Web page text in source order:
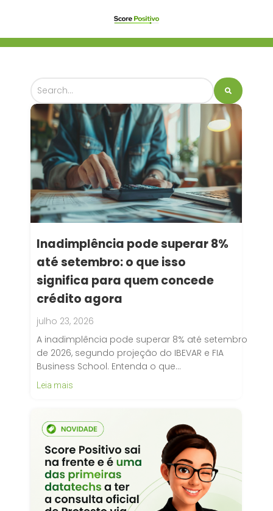
Inadimplência pode superar 8%
até setembro: o que isso
significa para quem concede
crédito agora
julho 23, 2026
A inadimplência pode superar 8% até setembro
de 2026, segundo projeção do IBEVAR e FIA
Business School. Entenda o que…
Leia mais